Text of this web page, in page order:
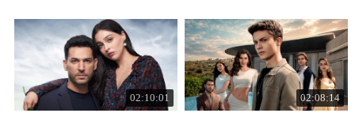
02:08:14
02:10:01